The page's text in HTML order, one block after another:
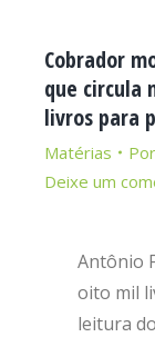
Cobrador
que circula
livros para
Matérias Por
Deixe um
Antônio
oito mil
leitura